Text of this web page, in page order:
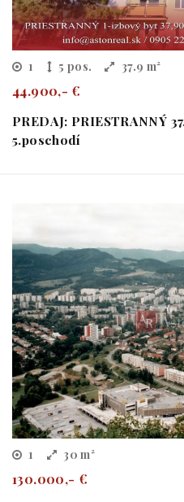
1 5 pos. 37.9 m²
44.900,- €
PREDAJ: PRIESTRANNÝ
5.poschodí
1 30 m²
130.000,- €